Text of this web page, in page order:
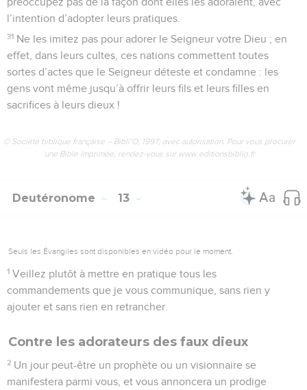
l’intention d’adopter leurs pratiques.
31 Ne les imitez pas pour adorer le Seigneur votre Dieu ; en
effet, dans leurs cultes, ces nations commettent toutes
sortes d’actes que le Seigneur déteste et condamne : les
gens vont même jusqu’à offrir leurs fils et leurs filles en
sacrifices à leurs dieux !
© Société biblique française – Bibli’O, 1997, avec autorisation. Pour vous procurer
une Bible imprimée, rendez-vous sur www.editionsbiblio.fr
Deutéronome 13
Seuls les Évangiles sont disponibles en vidéo pour le moment.
1 Veillez plutôt à mettre en pratique tous les
commandements que je vous communique, sans rien y
ajouter et sans rien en retrancher.
Contre les adorateurs des faux dieux
2 Un jour peut-être un prophète ou un visionnaire se
manifestera parmi vous, et vous annoncera un prodige